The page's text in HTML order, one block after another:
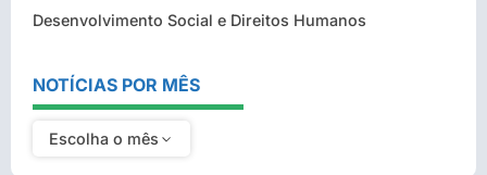
Desenvolvimento Social e Direitos Humanos
NOTÍCIAS POR MÊS
Escolha o mês